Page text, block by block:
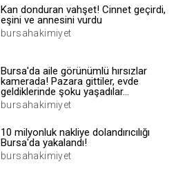
.web.tv
Oturum verisini tutmak
1 gün
[hash]
.web.tv
1 ay
Kan donduran vahşet! Cinnet geçirdi,
eşini ve annesini vurdu
bursahakimiyet
Bursa'da aile görünümlü hırsızlar
kamerada! Pazara gittiler, evde
geldiklerinde şoku yaşadılar...
bursahakimiyet
10 milyonluk nakliye dolandırıcılığı
Bursa'da yakalandı!
bursahakimiyet